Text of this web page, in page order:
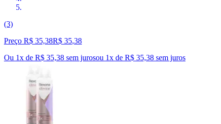
(3)
Preço R$ 35,38R$ 35,38
Ou 1x de R$ 35,38 sem jurosou 1x de R$ 35,38 sem juros